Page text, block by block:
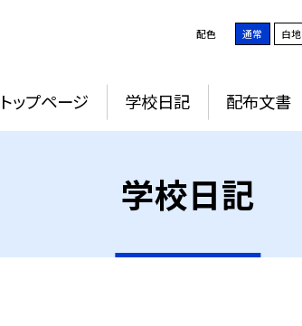
配色 通常 白地
トップページ 学校日記 配布文書
学校日記